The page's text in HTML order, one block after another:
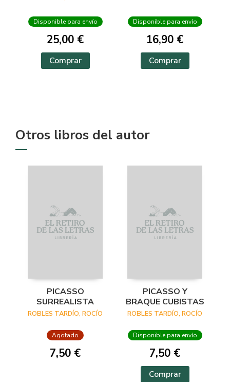
Disponible para envío
25,00 €
Comprar
Disponible para envío
16,90 €
Comprar
Otros libros del autor
PICASSO
SURREALISTA
ROBLES TARDÍO, ROCÍO
Agotado
7,50 €
PICASSO Y
BRAQUE CUBISTAS
ROBLES TARDÍO, ROCÍO
Disponible para envío
7,50 €
Comprar